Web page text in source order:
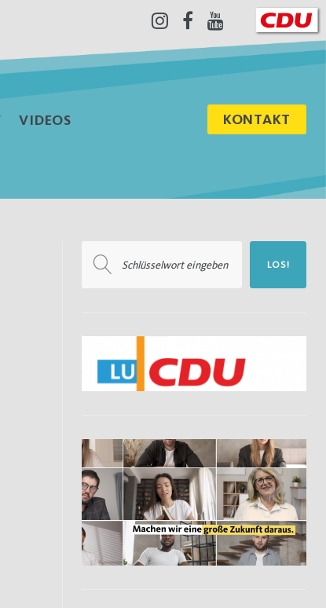
Instagram
Facebook
Youtube
VIDEOS KONTAKT
nach:
LOS!